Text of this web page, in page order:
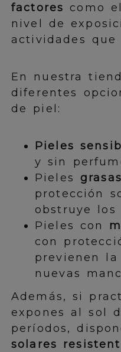
factores como
nivel de
actividades que
En nuestra
diferentes
de piel:
Pieles
y sin
Pieles grasas
protección
obstruye los
Pieles con
con
previenen
nuevas
Además, si
expones al sol
períodos,
solares